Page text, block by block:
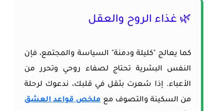
🌿 غذاء الروح والعقل
كما يعالج "كليلة ودمنة" السياسة والمجتمع، فإن
النفس البشرية تحتاج لصفاء روحي وتحرر من
الأعباء. إذا شعرت بثقل في قلبك، ندعوك لرحلة
من السكينة والتصوف معملخص قواعد العشق